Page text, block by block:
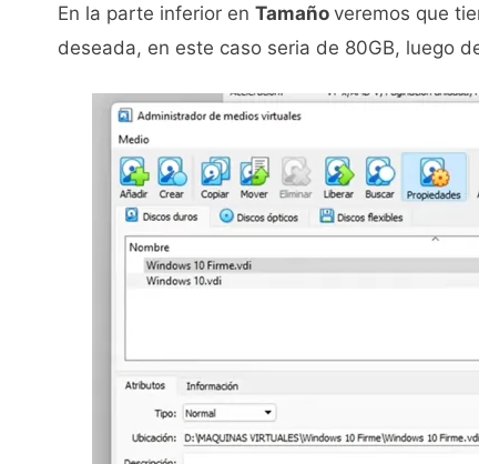
En la parte inferior en Tamaño veremos que
deseada, en este caso seria de 80GB, luego